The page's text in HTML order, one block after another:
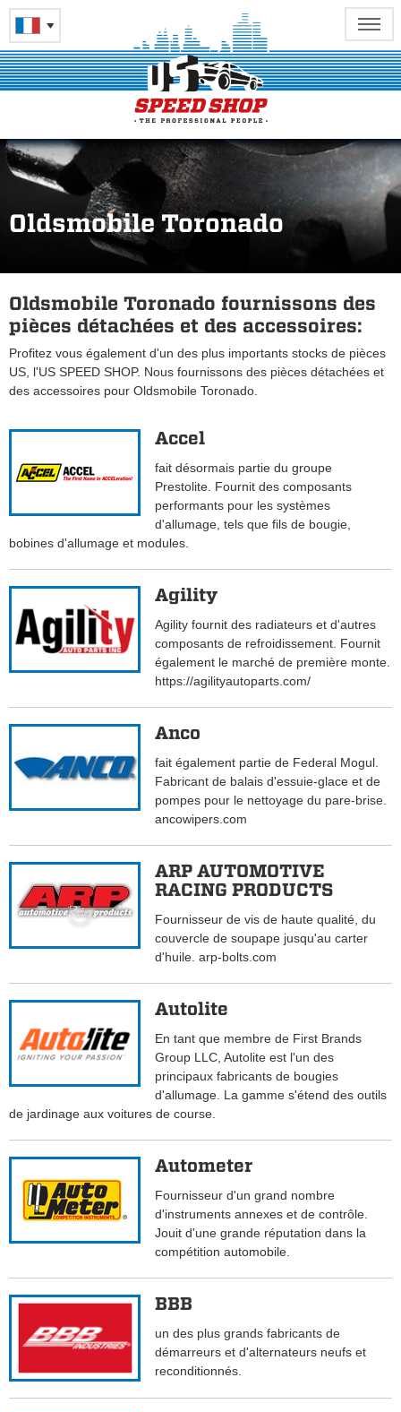
Oldsmobile Toronado
Oldsmobile Toronado fournissons des
pièces détachées et des accessoires:
Profitez vous également d'un des plus importants stocks de pièces
US, l'US SPEED SHOP. Nous fournissons des pièces détachées et
des accessoires pour Oldsmobile Toronado.
Accel
fait désormais partie du groupe
Prestolite. Fournit des composants
performants pour les systèmes
d'allumage, tels que fils de bougie,
bobines d'allumage et modules.
Agility
Agility fournit des radiateurs et d'autres
composants de refroidissement. Fournit
également le marché de première monte.
https://agilityautoparts.com/
Anco
fait également partie de Federal Mogul.
Fabricant de balais d'essuie-glace et de
pompes pour le nettoyage du pare-brise.
ancowipers.com
ARP AUTOMOTIVE
RACING PRODUCTS
Fournisseur de vis de haute qualité, du
couvercle de soupape jusqu'au carter
d'huile. arp-bolts.com
Autolite
En tant que membre de First Brands
Group LLC, Autolite est l'un des
principaux fabricants de bougies
d'allumage. La gamme s'étend des outils
de jardinage aux voitures de course.
Autometer
Fournisseur d'un grand nombre
d'instruments annexes et de contrôle.
Jouit d'une grande réputation dans la
compétition automobile.
BBB
un des plus grands fabricants de
démarreurs et d'alternateurs neufs et
reconditionnés.